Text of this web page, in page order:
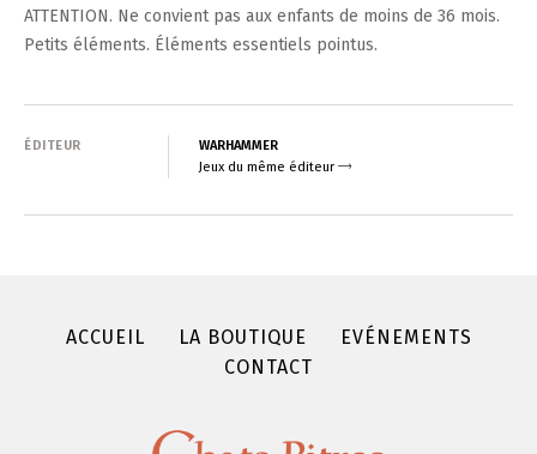
ATTENTION. Ne convient pas aux enfants de moins de 36 mois.
Petits éléments. Éléments essentiels pointus.
ÉDITEUR
WARHAMMER
Jeux du même éditeur
ACCUEIL LA BOUTIQUE
EVÉNEMENTS
CONTACT